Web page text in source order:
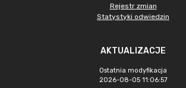
Rejestr zmian
Statystyki odwiedzin
AKTUALIZACJE
Ostatnia modyfikacja
2026-08-05 11:06:57